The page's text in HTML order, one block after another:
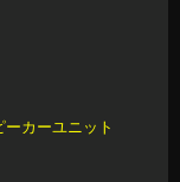
カーユニット